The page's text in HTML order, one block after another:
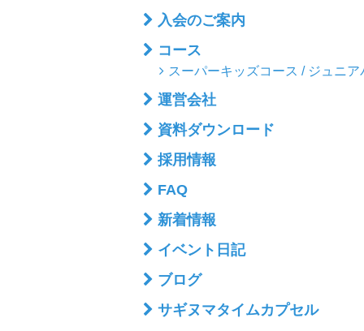
入会のご案内
コース
スーパーキッズコース / ジュニ
運営会社
資料ダウンロード
採用情報
FAQ
新着情報
イベント日記
ブログ
サギヌマタイムカプセル